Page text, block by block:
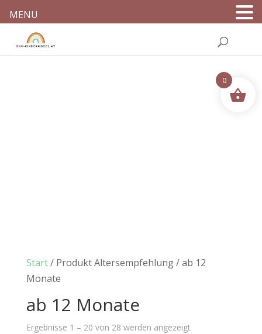
Start/ Produkt Altersempfehlung / ab 12
Monate
ab 12 Monate
Ergebnisse 1 – 20 von 28 werden angezeigt
MENU
0